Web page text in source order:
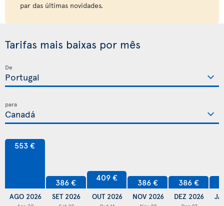
par das últimas novidades.
Tarifas mais baixas por mês
De
para
553 €
AGO 2026
386 €
SET 2026
409 €
OUT 2026
386 €
NOV 2026
386 €
DEZ 2026